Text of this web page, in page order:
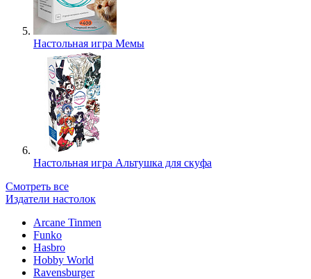
Настольная игра Мемы
Настольная игра Альтушка для скуфа
Смотреть все
Издатели настолок
Arcane Tinmen
Funko
Hasbro
Hobby World
Ravensburger